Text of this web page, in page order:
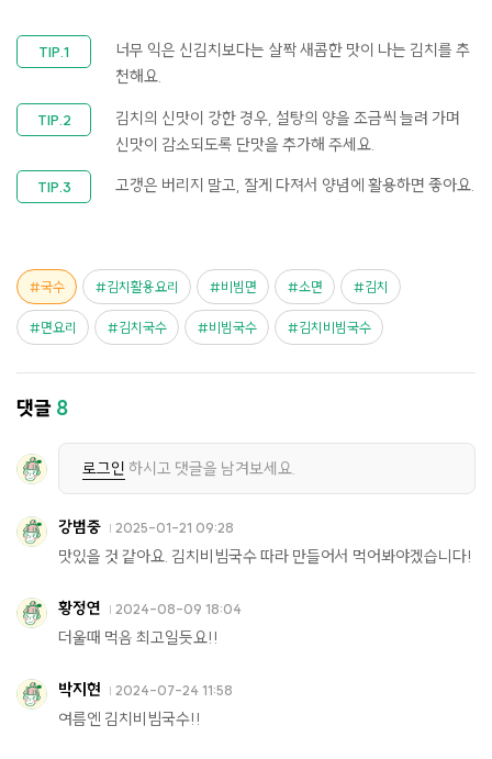
너무 익은 신김치보다는 살짝 새콤한 맛이 나는 김치를 추
천해요.
김치의 신맛이 강한 경우, 설탕의 양을 조금씩 늘려 가며
신맛이 감소되도록 단맛을 추가해 주세요.
고갱은 버리지 말고, 잘게 다져서 양념에 활용하면 좋아요.
국수 김치활용요리 비빔면 소면 김치
면요리 김치국수 비빔국수 김치비빔국수
댓글 8
로그인 하시고 댓글을 남겨보세요.
강범중 2025-01-21 09:28
맛있을 것 같아요. 김치비빔국수 따라 만들어서 먹어봐야겠습니다!
황정연 2024-08-09 18:04
더울때 먹음 최고일듯요!!
박지현 2024-07-24 11:58
여름엔 김치비빔국수!!